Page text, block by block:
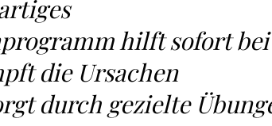
hilft sofort
die Ursachen
durch gezielte